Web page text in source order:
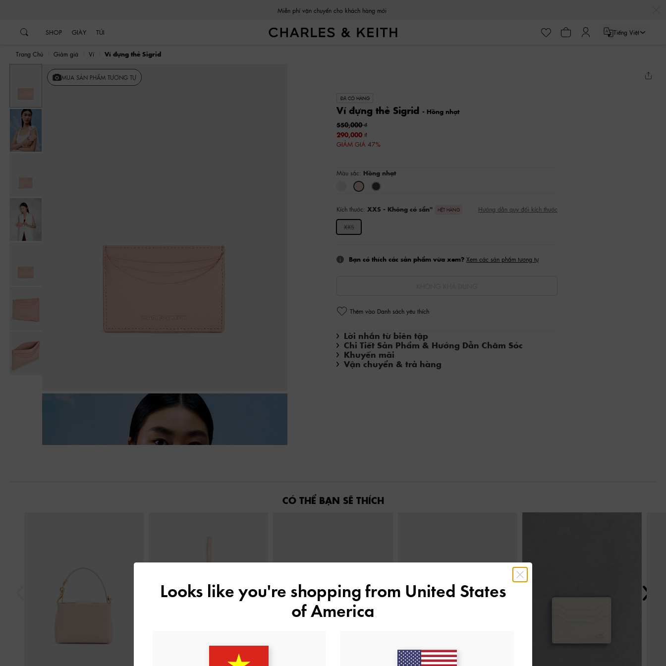
Miễn phí vận chuyển cho khách hàng mới
SHOP GIÀY TÚI Tiếng Việt
Trang Chủ Giảm giá Ví Ví đựng thẻ Sigrid
MUA SẢN PHẨM TƯƠNG TỰ
ĐÃ CÓ HÀNG
Ví đựng thẻ Sigrid - Hồng nhạt
550,000
290,000
GIẢM GIÁ 47%
Màu sắc: Hồng nhạt
Kích thước: XXS - Không có sẵn" HẾT HÀNG
Hướng dẫn quy đổi kích thước
XXS
Bạn có thích các sản phẩm vừa xem? Xem các sản phẩm tương tự
Thêm vào Danh sách yêu thích
Lời nhắn từ biên tập
Chi Tiết Sản Phẩm & Hướng Dẫn Chăm Sóc
Khuyến mãi
Vận chuyển & trả hàng
CÓ THỂ BẠN SẼ THÍCH
Looks like you're shopping from United States
of America